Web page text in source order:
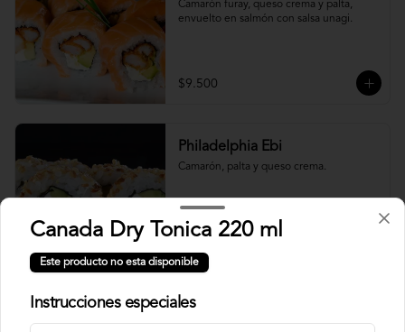
Camarón furay, queso crema y palta,
envuelto en salmón con salsa unagi.
$9.500
Philadelphia Ebi
Camarón, palta y queso crema.
Philadelphia Roll
Canada Dry Tonica 220 ml
Este producto no esta disponible
Instrucciones especiales